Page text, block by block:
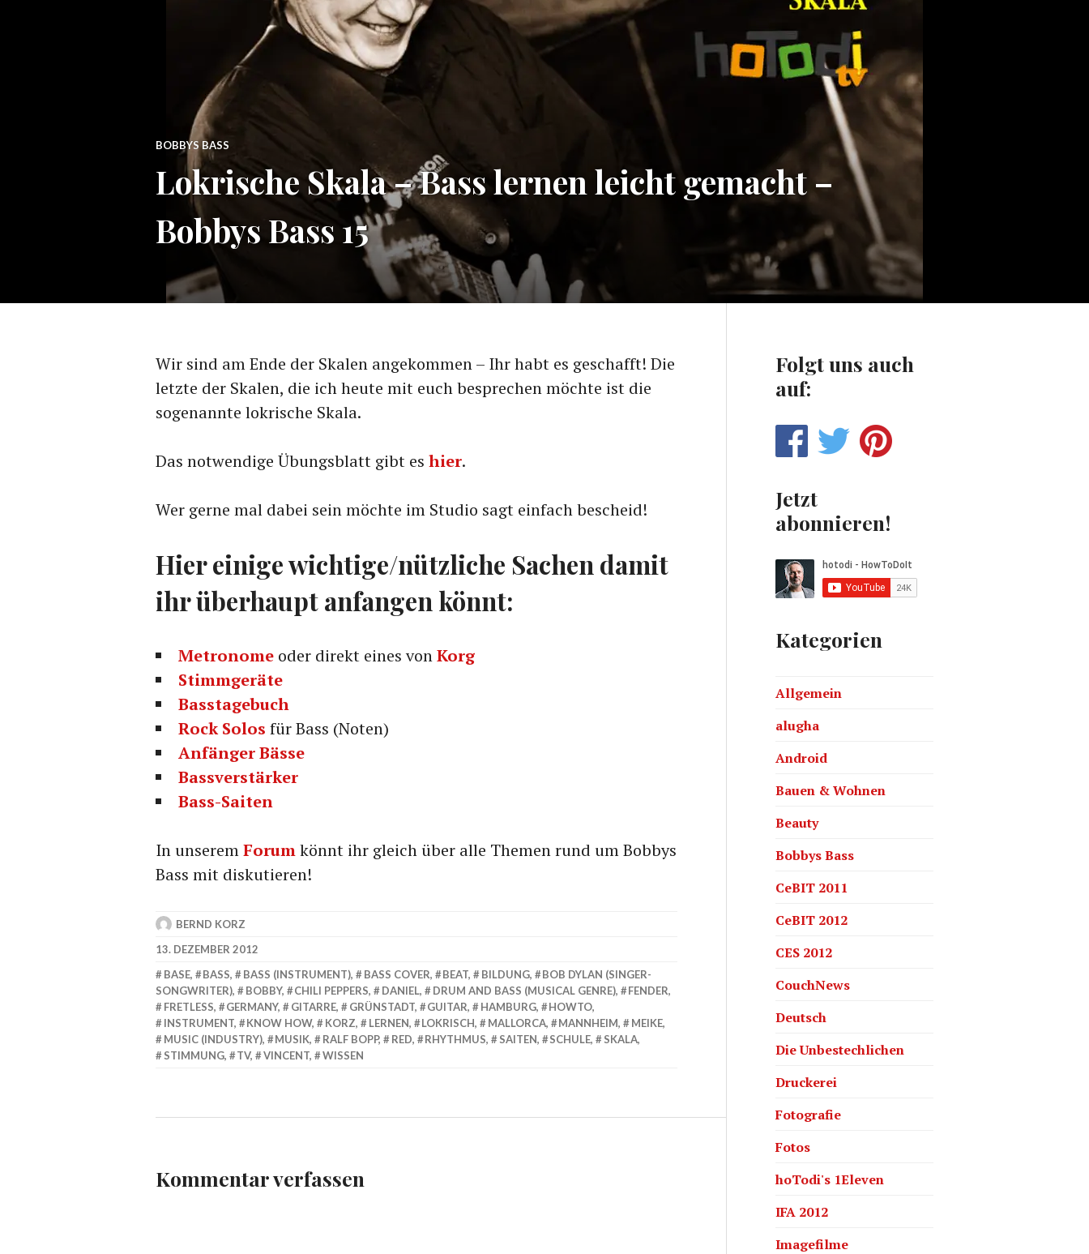
BOBBYS BASS
Lokrische Skala – Bass lernen leicht gemacht –
Bobbys Bass 15
Wir sind am Ende der Skalen angekommen – Ihr habt es geschafft! Die
letzte der Skalen, die ich heute mit euch besprechen möchte ist die
sogenannte lokrische Skala.
Das notwendige Übungsblatt gibt es hier.
Wer gerne mal dabei sein möchte im Studio sagt einfach bescheid!
Hier einige wichtige/nützliche Sachen damit
ihr überhaupt anfangen könnt:
Metronome oder direkt eines vonKorg
Stimmgeräte
Basstagebuch
Rock Solos für Bass (Noten)
Anfänger Bässe
Bassverstärker
Bass-Saiten
In unseremForumkönnt ihr gleich über alle Themen rund um Bobbys
Bass mit diskutieren!
BERND KORZ
13. DEZEMBER 2012
BASE, BASS, BASS (INSTRUMENT), BASS COVER, BEAT, BILDUNG,
BOB DYLAN (SINGER-
SONGWRITER), BOBBY, CHILI PEPPERS, DANIEL, DRUM AND BASS (MUSICAL GENRE), FENDER,
FRETLESS, GERMANY, GITARRE, GRÜNSTADT, GUITAR, HAMBURG, HOWTO,
INSTRUMENT, KNOW HOW, KORZ, LERNEN, LOKRISCH, MALLORCA, MANNHEIM, MEIKE,
MUSIC (INDUSTRY), MUSIK, RALF BOPP, RED, RHYTHMUS, SAITEN, SCHULE, SKALA,
STIMMUNG, TV, VINCENT, WISSEN
Kommentar verfassen
Folgt uns auch
auf:
Jetzt
abonnieren!
Kategorien
Allgemein
alugha
Android
Bauen & Wohnen
Beauty
Bobbys Bass
CeBIT 2011
CeBIT 2012
CES 2012
CouchNews
Deutsch
Die Unbestechlichen
Druckerei
Fotografie
Fotos
hoTodi's 1Eleven
IFA 2012
Imagefilme